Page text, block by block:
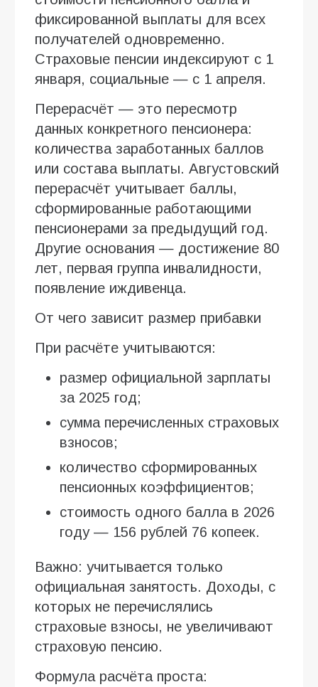
фиксированной выплаты для всех
получателей одновременно.
Страховые пенсии индексируют с 1
января, социальные — с 1 апреля.
Перерасчёт — это пересмотр
данных конкретного пенсионера:
количества заработанных баллов
или состава выплаты. Августовский
перерасчёт учитывает баллы,
сформированные работающими
пенсионерами за предыдущий год.
Другие основания — достижение 80
лет, первая группа инвалидности,
появление иждивенца.
От чего зависит размер прибавки
При расчёте учитываются:
размер официальной зарплаты
за 2025 год;
сумма перечисленных страховых
взносов;
количество сформированных
пенсионных коэффициентов;
стоимость одного балла в 2026
году — 156 рублей 76 копеек.
Важно: учитывается только
официальная занятость. Доходы, с
которых не перечислялись
страховые взносы, не увеличивают
страховую пенсию.
Формула расчёта проста: